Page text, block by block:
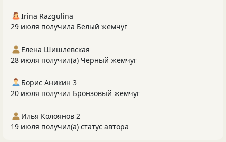
Irina Razgulina
29 июля получила Белый жемчуг
Елена Шишлевская
28 июля получил(а) Черный жемчуг
Борис Аникин 3
20 июля получил Бронзовый жемчуг
Илья Колоянов 2
19 июля получил(а) статус автора